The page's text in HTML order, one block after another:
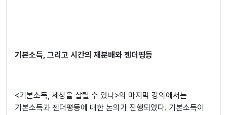
기본소득, 그리고 시간의 재분배와 젠더평등
<기본소득, 세상을 살릴 수 있나>의 마지막 강의에서는
기본소득과 젠더평등에 대한 논의가 진행되었다. 기본소득이